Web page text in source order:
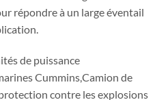
répondre à un large éventail
de puissance
Cummins,Camion de
contre les explosions